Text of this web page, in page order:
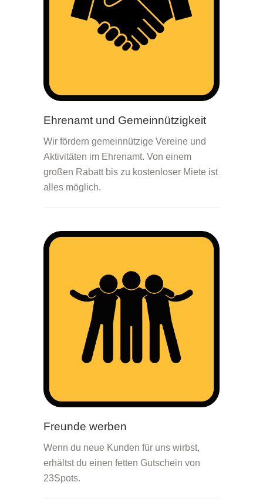
Ehrenamt und Gemeinnützigkeit
Wir fördern gemeinnützige Vereine und
Aktivitäten im Ehrenamt. Von einem
großen Rabatt bis zu kostenloser Miete ist
alles möglich.
Freunde werben
Wenn du neue Kunden für uns wirbst,
erhältst du einen fetten Gutschein von
23Spots.